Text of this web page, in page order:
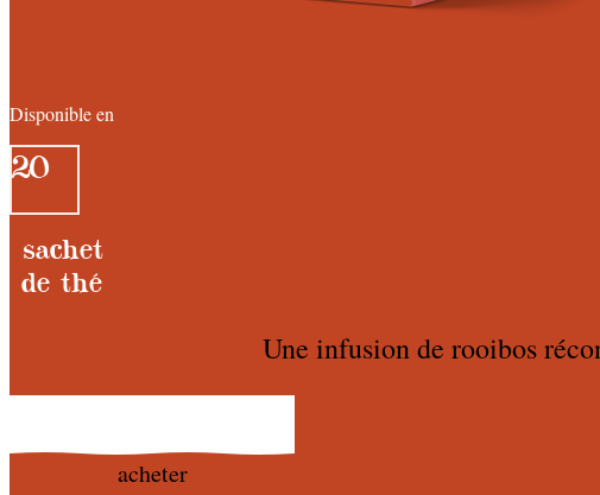
Disponible en
20
sachet
de thé
Une infusion de rooibos
acheter